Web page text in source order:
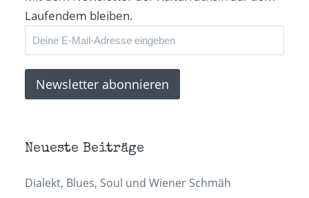
Laufendem bleiben.
Neueste Beiträge
Dialekt, Blues, Soul und Wiener Schmäh